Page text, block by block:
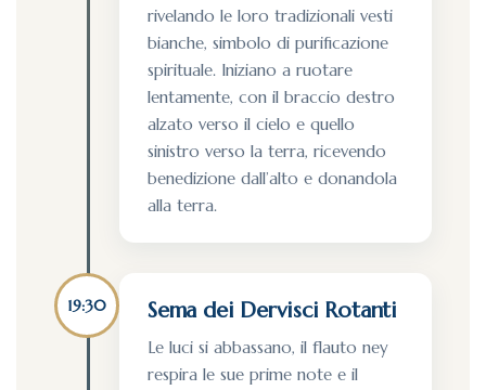
rivelando le loro tradizionali vesti
bianche, simbolo di purificazione
spirituale. Iniziano a ruotare
lentamente, con il braccio destro
alzato verso il cielo e quello
sinistro verso la terra, ricevendo
benedizione dall’alto e donandola
alla terra.
19:30 Sema dei Dervisci Rotanti
Le luci si abbassano, il flauto ney
respira le sue prime note e il